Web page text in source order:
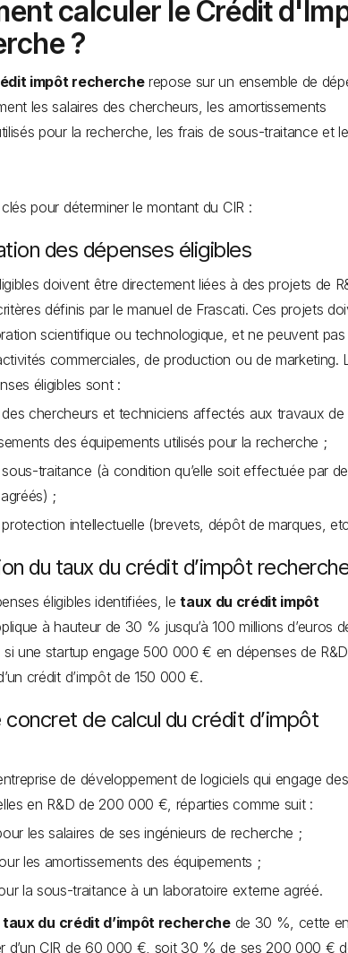
calculer le Crédit
?
impôt rechercherepose sur un ensemble de
les salaires des chercheurs, les amortissements
pour la recherche, les frais de sous-traitance et
pour déterminer le montant du CIR :
des dépenses éligibles
doivent être directement liées à des projets de
définis par le manuel de Frascati. Ces projets
scientifique ou technologique, et ne peuvent pas
commerciales, de production ou de marketing.
éligibles sont :
des chercheurs et techniciens affectés aux travaux de
des équipements utilisés pour la recherche ;
traitance (à condition qu’elle soit effectuée par
;
intellectuelle (brevets, dépôt de marques,
du taux du crédit d’impôt
éligibles identifiées, letaux du crédit impôt
à hauteur de 30 % jusqu’à 100 millions d’euros
si une startup engage 500 000 € en dépenses de
crédit d’impôt de 150 000 €.
concret de calcul du crédit d’impôt
de développement de logiciels qui engage des
en R&D de 200 000 €, réparties comme suit :
les salaires de ses ingénieurs de recherche ;
les amortissements des équipements ;
la sous-traitance à un laboratoire externe agréé.
taux du crédit d’impôt recherchede 30 %, cette
d’un CIR de 60 000 €, soit 30 % de ses 200 000 €